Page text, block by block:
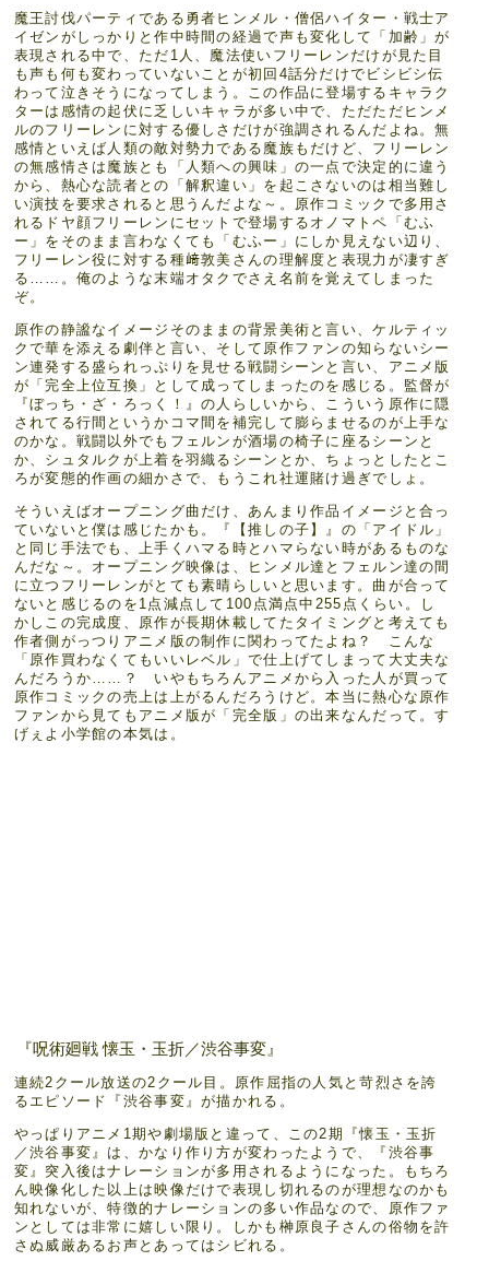
魔王討伐パーティである勇者ヒンメル・僧侶ハイター・戦士ア
イゼンがしっかりと作中時間の経過で声も変化して「加齢」が
表現される中で、ただ1人、魔法使いフリーレンだけが見た目
も声も何も変わっていないことが初回4話分だけでビシビシ伝
わって泣きそうになってしまう。この作品に登場するキャラク
ターは感情の起伏に乏しいキャラが多い中で、ただただヒンメ
ルのフリーレンに対する優しさだけが強調されるんだよね。無
感情といえば人類の敵対勢力である魔族もだけど、フリーレン
の無感情さは魔族とも「人類への興味」の一点で決定的に違う
から、熱心な読者との「解釈違い」を起こさないのは相当難し
い演技を要求されると思うんだよな～。原作コミックで多用さ
れるドヤ顔フリーレンにセットで登場するオノマトペ「むふ
ー」をそのまま言わなくても「むふー」にしか見えない辺り、
フリーレン役に対する種﨑敦美さんの理解度と表現力が凄すぎ
る……。俺のような末端オタクでさえ名前を覚えてしまった
ぞ。
原作の静謐なイメージそのままの背景美術と言い、ケルティッ
クで華を添える劇伴と言い、そして原作ファンの知らないシー
ン連発する盛られっぷりを見せる戦闘シーンと言い、アニメ版
が「完全上位互換」として成ってしまったのを感じる。監督が
『ぼっち・ざ・ろっく！』の人らしいから、こういう原作に隠
されてる行間というかコマ間を補完して膨らませるのが上手な
のかな。戦闘以外でもフェルンが酒場の椅子に座るシーンと
か、シュタルクが上着を羽織るシーンとか、ちょっとしたとこ
ろが変態的作画の細かさで、もうこれ社運賭け過ぎでしょ。
そういえばオープニング曲だけ、あんまり作品イメージと合っ
ていないと僕は感じたかも。『【推しの子】』の「アイドル」
と同じ手法でも、上手くハマる時とハマらない時があるものな
んだな～。オープニング映像は、ヒンメル達とフェルン達の間
に立つフリーレンがとても素晴らしいと思います。曲が合って
ないと感じるのを1点減点して100点満点中255点くらい。し
かしこの完成度、原作が長期休載してたタイミングと考えても
作者側がっつりアニメ版の制作に関わってたよね？ こんな
「原作買わなくてもいいレベル」で仕上げてしまって大丈夫な
んだろうか……？ いやもちろんアニメから入った人が買って
原作コミックの売上は上がるんだろうけど。本当に熱心な原作
ファンから見てもアニメ版が「完全版」の出来なんだって。す
げぇよ小学館の本気は。
『呪術廻戦 懐玉・玉折／渋谷事変』
連続2クール放送の2クール目。原作屈指の人気と苛烈さを誇
るエピソード『渋谷事変』が描かれる。
やっぱりアニメ1期や劇場版と違って、この2期『懐玉・玉折
／渋谷事変』は、かなり作り方が変わったようで、『渋谷事
変』突入後はナレーションが多用されるようになった。もちろ
ん映像化した以上は映像だけで表現し切れるのが理想なのかも
知れないが、特徴的ナレーションの多い作品なので、原作ファ
ンとしては非常に嬉しい限り。しかも榊原良子さんの俗物を許
さぬ威厳あるお声とあってはシビれる。